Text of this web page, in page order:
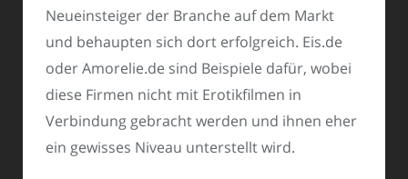
Neueinsteiger der Branche auf dem Markt
und behaupten sich dort erfolgreich. Eis.de
oder Amorelie.de sind Beispiele dafür, wobei
diese Firmen nicht mit Erotikfilmen in
Verbindung gebracht werden und ihnen eher
ein gewisses Niveau unterstellt wird.